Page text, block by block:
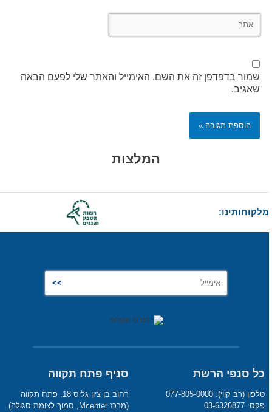
שמור בדפדפן זה את השם, האימייל והאתר שלי לפעם הבאה
שאגיב.
המלצות
מלקוחותינו:
כל סנפי הרשת
טלפון (רב קווי): 077-805-0000
פקס: 03-6326877
סניף פתח תקווה
רחוב בן ציון גליס 18, פתח תקווה
(מרכז Mcenter, סמוך לצומת סגולה)